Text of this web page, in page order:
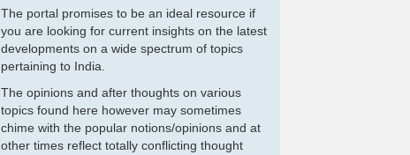
The portal promises to be an ideal resource if
you are looking for current insights on the latest
developments on a wide spectrum of topics
pertaining to India.
The opinions and after thoughts on various
topics found here however may sometimes
chime with the popular notions/opinions and at
other times reflect totally conflicting thought